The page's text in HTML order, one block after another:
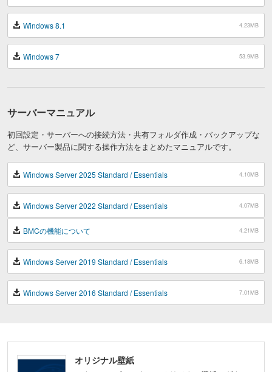
Windows 8.1 4.23MB
Windows 7 53.9MB
サーバーマニュアル
初回設定・サーバーへの接続方法・共有フォルダ作成・バックアップな
ど、サーバー製品に関する操作方法をまとめたマニュアルです。
Windows Server 2025 Standard / Essentials 4.10MB
Windows Server 2022 Standard / Essentials 4.07MB
BMCの機能について 4.21MB
Windows Server 2019 Standard / Essentials 6.18MB
Windows Server 2016 Standard / Essentials 7.01MB
オリジナル壁紙